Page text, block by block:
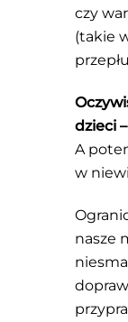
czy
(takie
dzieci
A
w
nasze